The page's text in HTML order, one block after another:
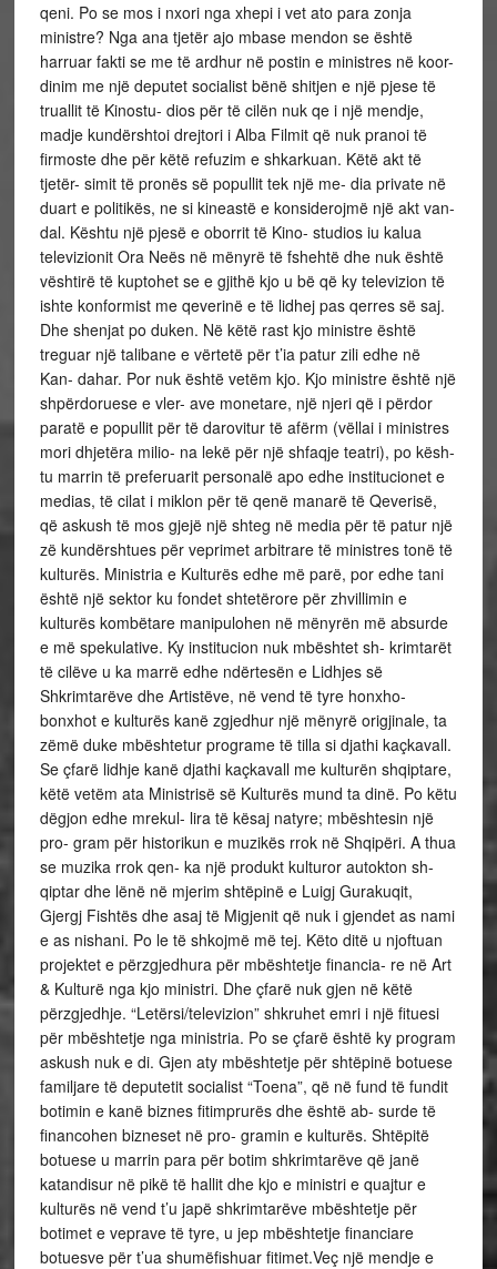
qeni. Po se mos i nxori nga xhepi i vet ato para zonja
ministre? Nga ana tjetër ajo mbase mendon se është
harruar fakti se me të ardhur në postin e ministres në koor-
dinim me një deputet socialist bënë shitjen e një pjese të
truallit të Kinostu- dios për të cilën nuk qe i një mendje,
madje kundërshtoi drejtori i Alba Filmit që nuk pranoi të
firmoste dhe për këtë refuzim e shkarkuan. Këtë akt të
tjetër- simit të pronës së popullit tek një me- dia private në
duart e politikës, ne si kineastë e konsiderojmë një akt van-
dal. Kështu një pjesë e oborrit të Kino- studios iu kalua
televizionit Ora Neës në mënyrë të fshehtë dhe nuk është
vështirë të kuptohet se e gjithë kjo u bë që ky televizion të
ishte konformist me qeverinë e të lidhej pas qerres së saj.
Dhe shenjat po duken. Në këtë rast kjo ministre është
treguar një talibane e vërtetë për t’ia patur zili edhe në
Kan- dahar. Por nuk është vetëm kjo. Kjo ministre është një
shpërdoruese e vler- ave monetare, një njeri që i përdor
paratë e popullit për të darovitur të afërm (vëllai i ministres
mori dhjetëra milio- na lekë për një shfaqje teatri), po kësh-
tu marrin të preferuarit personalë apo edhe institucionet e
medias, të cilat i miklon për të qenë manarë të Qeverisë,
që askush të mos gjejë një shteg në media për të patur një
zë kundërshtues për veprimet arbitrare të ministres tonë të
kulturës. Ministria e Kulturës edhe më parë, por edhe tani
është një sektor ku fondet shtetërore për zhvillimin e
kulturës kombëtare manipulohen në mënyrën më absurde
e më spekulative. Ky institucion nuk mbështet sh- krimtarët
të cilëve u ka marrë edhe ndërtesën e Lidhjes së
Shkrimtarëve dhe Artistëve, në vend të tyre honxho-
bonxhot e kulturës kanë zgjedhur një mënyrë origjinale, ta
zëmë duke mbështetur programe të tilla si djathi kaçkavall.
Se çfarë lidhje kanë djathi kaçkavall me kulturën shqiptare,
këtë vetëm ata Ministrisë së Kulturës mund ta dinë. Po këtu
dëgjon edhe mrekul- lira të kësaj natyre; mbështesin një
pro- gram për historikun e muzikës rrok në Shqipëri. A thua
se muzika rrok qen- ka një produkt kulturor autokton sh-
qiptar dhe lënë në mjerim shtëpinë e Luigj Gurakuqit,
Gjergj Fishtës dhe asaj të Migjenit që nuk i gjendet as nami
e as nishani. Po le të shkojmë më tej. Këto ditë u njoftuan
projektet e përzgjedhura për mbështetje financia- re në Art
& Kulturë nga kjo ministri. Dhe çfarë nuk gjen në këtë
përzgjedhje. “Letërsi/televizion” shkruhet emri i një fituesi
për mbështetje nga ministria. Po se çfarë është ky program
askush nuk e di. Gjen aty mbështetje për shtëpinë botuese
familjare të deputetit socialist “Toena”, që në fund të fundit
botimin e kanë biznes fitimprurës dhe është ab- surde të
financohen bizneset në pro- gramin e kulturës. Shtëpitë
botuese u marrin para për botim shkrimtarëve që janë
katandisur në pikë të hallit dhe kjo e ministri e quajtur e
kulturës në vend t’u japë shkrimtarëve mbështetje për
botimet e veprave të tyre, u jep mbështetje financiare
botuesve për t’ua shumëfishuar fitimet.Veç një mendje e